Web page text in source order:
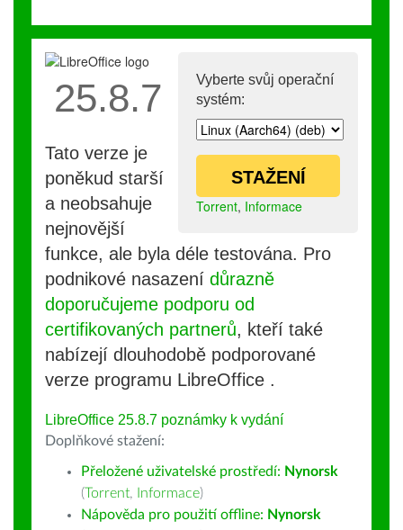
Vyberte svůj operační
systém:
STAŽENÍ
Torrent, Informace
25.8.7
Tato verze je
poněkud starší
a neobsahuje
nejnovější
funkce, ale byla déle testována. Pro
podnikové nasazení důrazně
doporučujeme podporu od
certifikovaných partnerů, kteří také
nabízejí dlouhodobě podporované
verze programu LibreOffice .
LibreOffice 25.8.7 poznámky k vydání
Doplňkové stažení:
Přeložené uživatelské prostředí: Nynorsk
(Torrent, Informace)
Nápověda pro použití offline: Nynorsk